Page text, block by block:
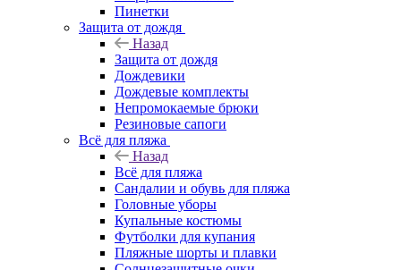
Пинетки
Защита от дождя
Назад
Защита от дождя
Дождевики
Дождевые комплекты
Непромокаемые брюки
Резиновые сапоги
Всё для пляжа
Назад
Всё для пляжа
Сандалии и обувь для пляжа
Головные уборы
Купальные костюмы
Футболки для купания
Пляжные шорты и плавки